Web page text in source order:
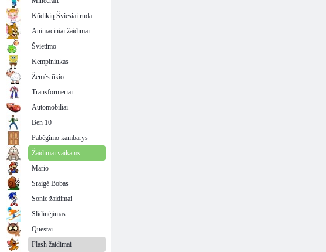
Kūdikių Šviesiai ruda
Animaciniai žaidimai
Švietimo
Kempiniukas
Žemės ūkio
Transformeriai
Automobiliai
Ben 10
Pabėgimo kambarys
Žaidimai vaikams
Mario
Sraigė Bobas
Sonic žaidimai
Slidinėjimas
Questai
Flash žaidimai